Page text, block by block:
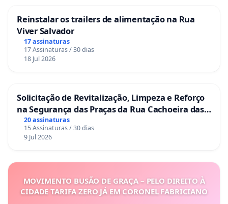
Reinstalar os trailers de alimentação na Rua
Viver Salvador
17 assinaturas
17 Assinaturas / 30 dias
18 Jul 2026
Solicitação de Revitalização, Limpeza e Reforço
na Segurança das Praças da Rua Cachoeira das
Sete Ilhas
20 assinaturas
15 Assinaturas / 30 dias
9 Jul 2026
MOVIMENTO BUSÃO DE GRAÇA – PELO DIREITO À
CIDADE TARIFA ZERO JÁ EM CORONEL FABRICIANO